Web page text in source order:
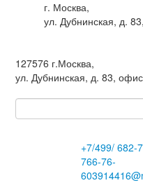
г. Москва,
ул. Дубнинская, д.
127576 г.Москва,
ул. Дубнинская, д. 83,
+7/499/ 682-
766-76-
60